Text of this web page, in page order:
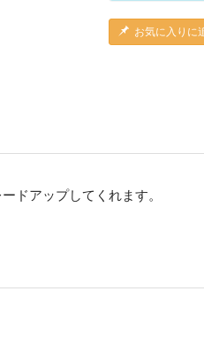
お気に入りに
ドアップしてくれます。